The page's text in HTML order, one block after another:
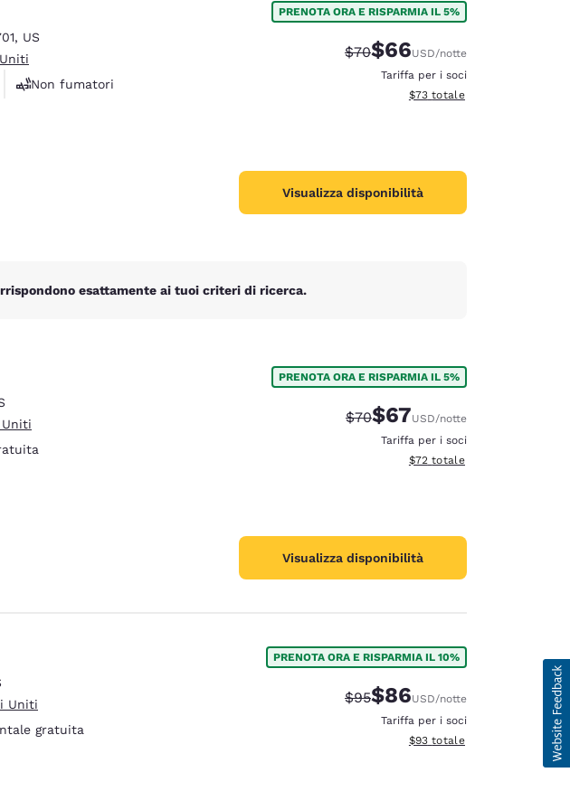
España
, US
Non fumatori
PRENOTA ORA E RISPARMIA IL 5%
Tariffa di barratura:
$70Tariffa scontata:
$66USD/notte
Tariffa per i soci
Visualizza i dettagli totali
$73 totale
Visualizza disponibilità
esattamente ai tuoi criteri di ricerca.
PRENOTA ORA E RISPARMIA IL 5%
Tariffa di barratura:
$70Tariffa scontata:
$67USD/notte
Tariffa per i soci
Visualizza i dettagli totali
$72 totale
Visualizza disponibilità
Uniti
gratuita
PRENOTA ORA E RISPARMIA IL 10%
Tariffa di barratura:
$95Tariffa scontata:
$86USD/notte
Tariffa per i soci
Visualizza i dettagli totali
$93 totale